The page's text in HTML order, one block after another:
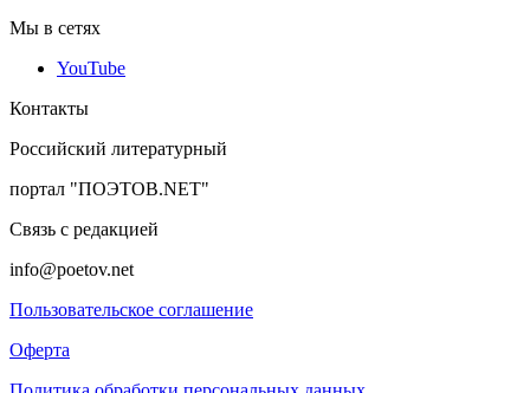
Мы в сетях
YouTube
Контакты
Российский литературный
портал "ПОЭТОВ.NET"
Связь с редакцией
info@poetov.net
Пользовательское соглашение
Оферта